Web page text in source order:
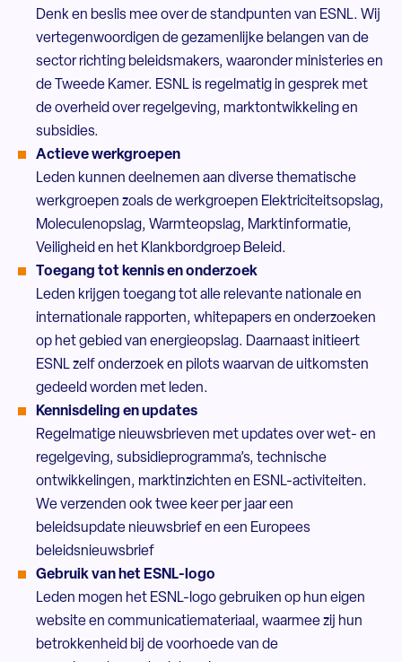
Denk en beslis mee over de standpunten van ESNL. Wij
vertegenwoordigen de gezamenlijke belangen van de
sector richting beleidsmakers, waaronder ministeries en
de Tweede Kamer. ESNL is regelmatig in gesprek met
de overheid over regelgeving, marktontwikkeling en
subsidies.
Actieve werkgroepen
Leden kunnen deelnemen aan diverse thematische
werkgroepen zoals de werkgroepen Elektriciteitsopslag,
Moleculenopslag, Warmteopslag, Marktinformatie,
Veiligheid en het Klankbordgroep Beleid.
Toegang tot kennis en onderzoek
Leden krijgen toegang tot alle relevante nationale en
internationale rapporten, whitepapers en onderzoeken
op het gebied van energieopslag. Daarnaast initieert
ESNL zelf onderzoek en pilots waarvan de uitkomsten
gedeeld worden met leden.
Kennisdeling en updates
Regelmatige nieuwsbrieven met updates over wet- en
regelgeving, subsidieprogramma’s, technische
ontwikkelingen, marktinzichten en ESNL-activiteiten.
We verzenden ook twee keer per jaar een
beleidsupdate nieuwsbrief en een Europees
beleidsnieuwsbrief
Gebruik van het ESNL-logo
Leden mogen het ESNL-logo gebruiken op hun eigen
website en communicatiemateriaal, waarmee zij hun
betrokkenheid bij de voorhoede van de